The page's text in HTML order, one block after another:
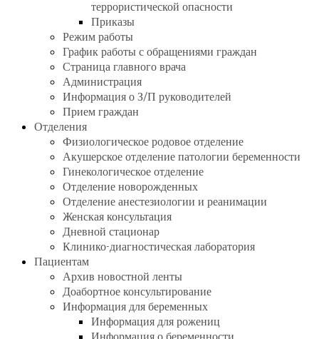
террористической опасности
Приказы
Режим работы
График работы с обращениями граждан
Страница главного врача
Администрация
Информация о З/П руководителей
Прием граждан
Отделения
Физиологическое родовое отделение
Акушерское отделение патологии беременности
Гинекологическое отделение
Отделение новорожденных
Отделение анестезиологии и реанимации
Женская консультация
Дневной стационар
Клинико-диагностическая лаборатория
Пациентам
Архив новостной ленты
Доабортное консультирование
Информация для беременных
Информация для рожениц